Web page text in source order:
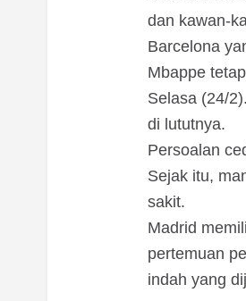
dan kawan-
Barcelona
Mbappe
Selasa (24/
di lututnya.
Persoalan
Sejak itu,
sakit.
Madrid
pertemuan
indah yang